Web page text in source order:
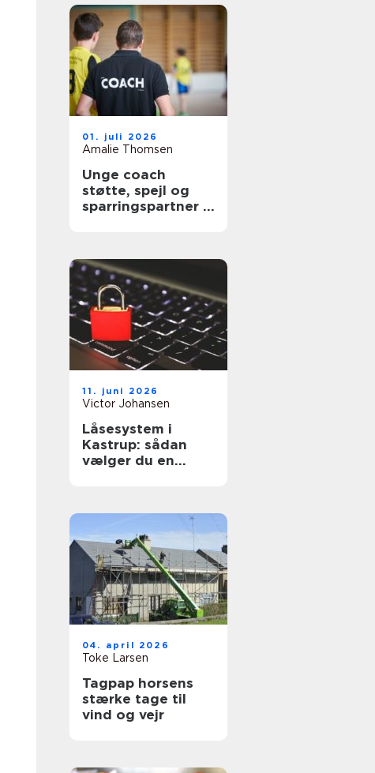
01. juli 2026
Amalie Thomsen
Unge coach
støtte, spejl og
sparringspartner i
11. juni 2026
Victor Johansen
Låsesystem i
Kastrup: sådan
vælger du en
04. april 2026
Toke Larsen
Tagpap horsens
stærke tage til
vind og vejr